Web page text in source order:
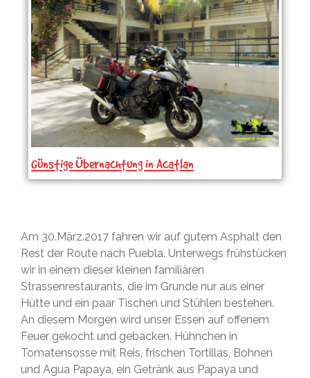
Günstige Übernachtung in Acatlan
Am 30.März.2017 fahren wir auf gutem Asphalt den
Rest der Route nach Puebla. Unterwegs frühstücken
wir in einem dieser kleinen familiären
Strassenrestaurants, die im Grunde nur aus einer
Hütte und ein paar Tischen und Stühlen bestehen.
An diesem Morgen wird unser Essen auf offenem
Feuer gekocht und gebacken. Hühnchen in
Tomatensosse mit Reis, frischen Tortillas, Bohnen
und Agua Papaya, ein Getränk aus Papaya und